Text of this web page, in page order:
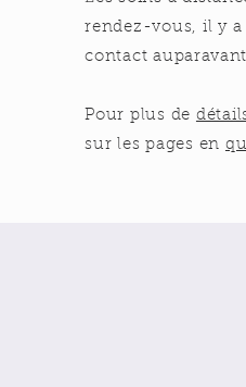
rendez-vous, il y
contactauparavant
Pour plus de
sur les pages en